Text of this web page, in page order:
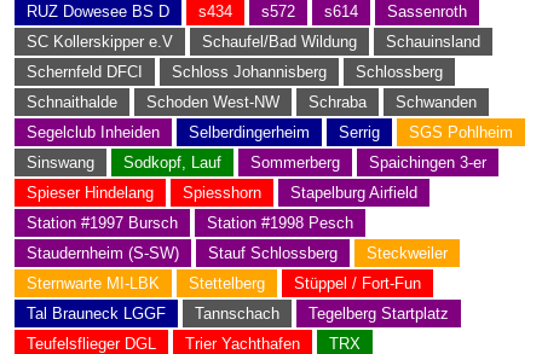
RUZ Dowesee BS D
s434 s572 s614
Sassenroth
SC Kollerskipper e.V
Schaufel/Bad Wildung
Schauinsland
Schernfeld DFCI
Schloss Johannisberg
Schlossberg
Schnaithalde
Schoden West-NW Schraba
Schwanden
Segelclub Inheiden
Selberdingerheim Serrig
SGS Pohlheim
Sinswang
Sodkopf, Lauf Sommerberg
Spaichingen 3-er
Spieser Hindelang
Spiesshorn
Stapelburg Airfield
Station #1997 Bursch
Station #1998 Pesch
Staudernheim (S-SW)
Stauf Schlossberg
Steckweiler
Sternwarte MI-LBK
Stettelberg
Stüppel / Fort-Fun
Tal Brauneck LGGF
Tannschach
Tegelberg Startplatz
Teufelsflieger DGL
Trier Yachthafen
TRX